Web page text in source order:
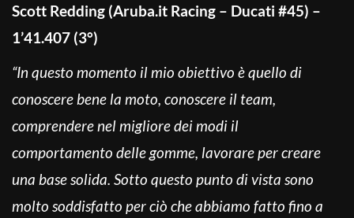
Scott Redding (Aruba.it Racing – Ducati #45) –
1’41.407 (3°)
“In questo momento il mio obiettivo è quello di
conoscere bene la moto, conoscere il team,
comprendere nel migliore dei modi il
comportamento delle gomme, lavorare per creare
una base solida. Sotto questo punto di vista sono
molto soddisfatto per ciò che abbiamo fatto fino a